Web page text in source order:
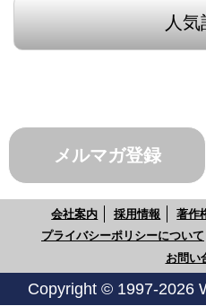
人
メルマガ登録
会社案内 採用情報 著作
プライバシーポリシーについて
お問い
Copyright © 1997-2026